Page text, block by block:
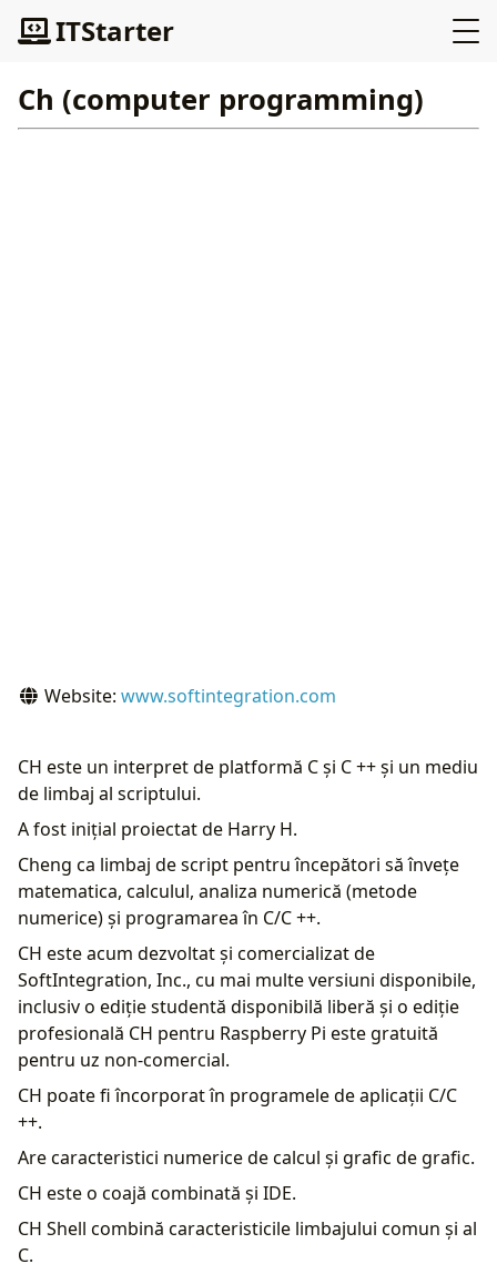
ITStarter
Ch (computer programming)
Website: www.softintegration.com
CH este un interpret de platformă C și C ++ și un mediu
de limbaj al scriptului.
A fost inițial proiectat de Harry H.
Cheng ca limbaj de script pentru începători să învețe
matematica, calculul, analiza numerică (metode
numerice) și programarea în C/C ++.
CH este acum dezvoltat și comercializat de
SoftIntegration, Inc., cu mai multe versiuni disponibile,
inclusiv o ediție studentă disponibilă liberă și o ediție
profesională CH pentru Raspberry Pi este gratuită
pentru uz non-comercial.
CH poate fi încorporat în programele de aplicații C/C
++.
Are caracteristici numerice de calcul și grafic de grafic.
CH este o coajă combinată și IDE.
CH Shell combină caracteristicile limbajului comun și al
C.